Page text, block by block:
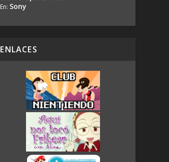
En: Sony
ENLACES